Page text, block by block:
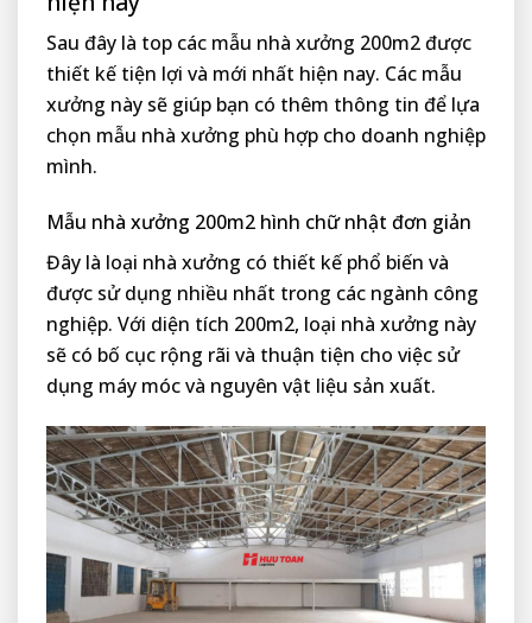
Sau đây là top các mẫu nhà xưởng 200m2 được
thiết kế tiện lợi và mới nhất hiện nay. Các mẫu
xưởng này sẽ giúp bạn có thêm thông tin để lựa
chọn mẫu nhà xưởng phù hợp cho doanh nghiệp
mình.
Mẫu nhà xưởng 200m2 hình chữ nhật đơn giản
Đây là loại nhà xưởng có thiết kế phổ biến và
được sử dụng nhiều nhất trong các ngành công
nghiệp. Với diện tích 200m2, loại nhà xưởng này
sẽ có bố cục rộng rãi và thuận tiện cho việc sử
dụng máy móc và nguyên vật liệu sản xuất.